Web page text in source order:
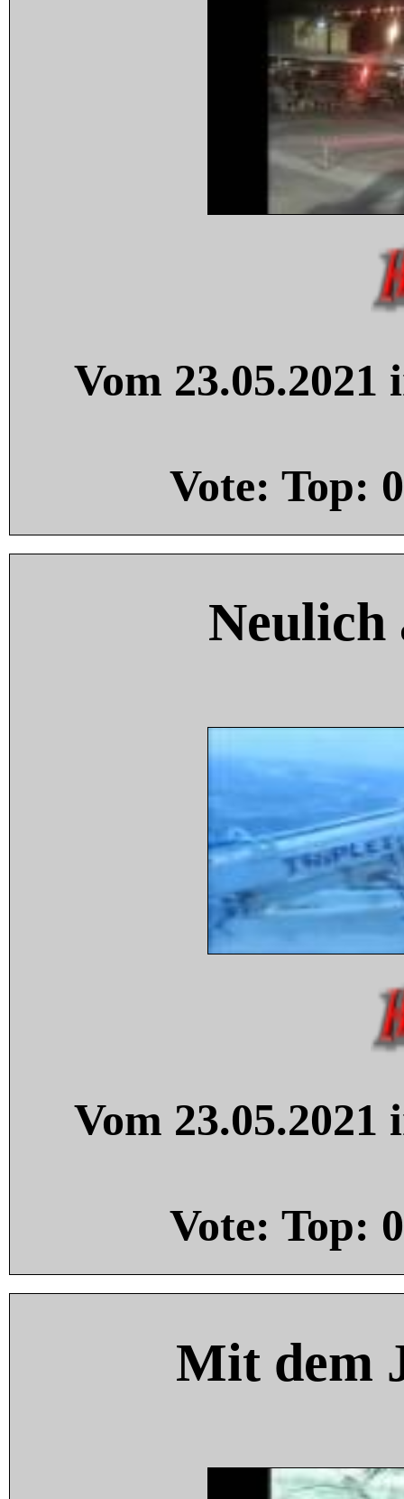
Vom
Vote: Top: 0
Neulich
Vom
Vote: Top: 0
Mit dem